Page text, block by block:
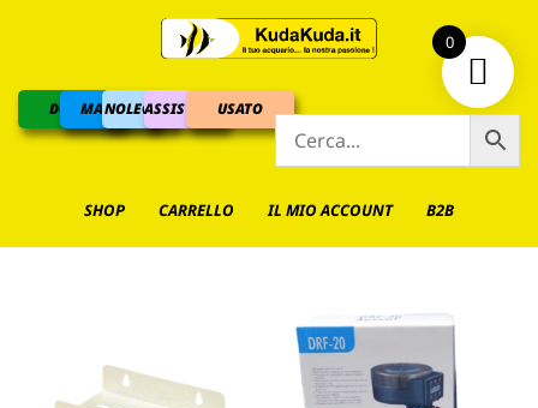
DOLCEMARINO
NOLEGGIOASSISTENZAUSATO
SHOP CARRELLO IL MIO ACCOUNT B2B
0